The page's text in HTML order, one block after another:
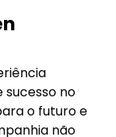
no
o futuro e
não